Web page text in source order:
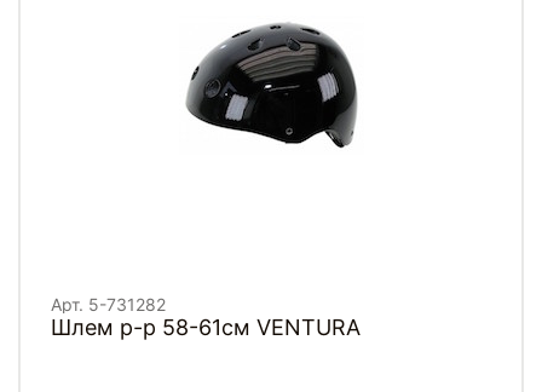
Арт. 5-731282
Шлем р-р 58-61см VENTURA